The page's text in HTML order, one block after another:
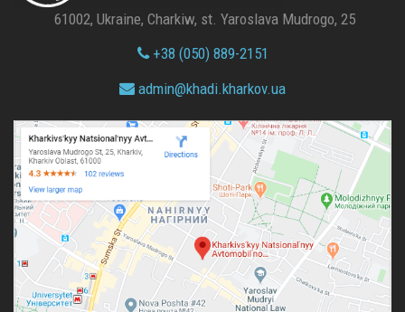
61002, Ukraine, Charkiw, st. Yaroslava Mudrogo, 25
+38 (050) 889-2151
admin@khadi.kharkov.ua